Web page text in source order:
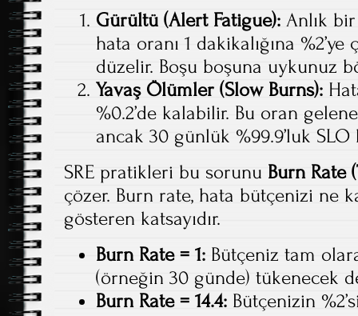
Gürültü (Alert Fatigue): Anlık
hata oranı 1 dakikalığına
düzelir. Boşu boşuna uykunuz
Yavaş Ölümler (Slow Burns):
%0.2’de kalabilir. Bu oran
ancak 30 günlük %99.9’luk SLO
SRE pratikleri bu sorunu Burn Rate
çözer. Burn rate, hata bütçenizi ne
gösteren katsayıdır.
Burn Rate = 1: Bütçeniz tam
(örneğin 30 günde) tükenecek
Burn Rate = 14.4: Bütçenizin